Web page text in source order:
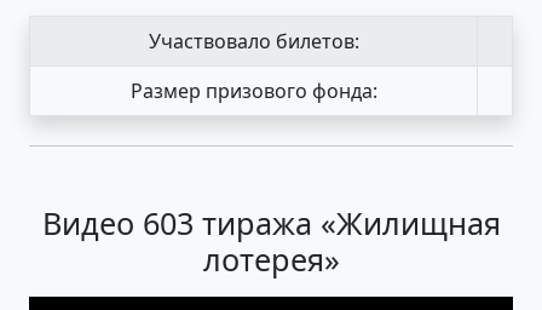
Участвовало билетов:
Размер призового фонда:
Видео 603 тиража «Жилищная
лотерея»